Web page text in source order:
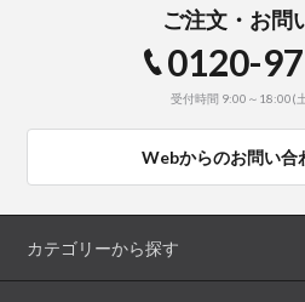
ご注文・お問
0120-
受付時間 9:00～18:00(
Webからのお問い合
カテゴリーから探す